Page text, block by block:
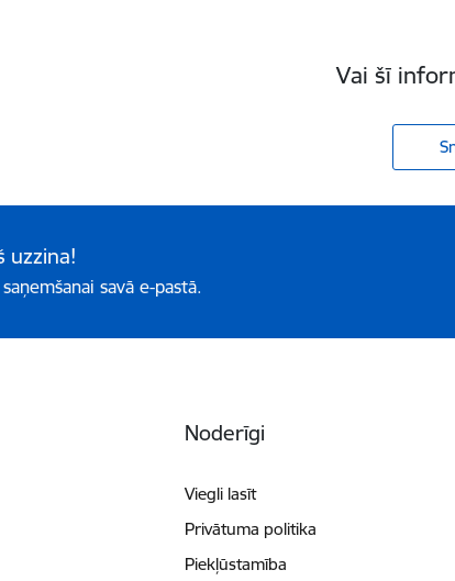
Vai šī
uzzina!
savā e-pastā.
Noderīgi
Viegli lasīt
Privātuma politika
Piekļūstamība